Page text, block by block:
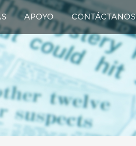
APOYO CONTÁCTANOS